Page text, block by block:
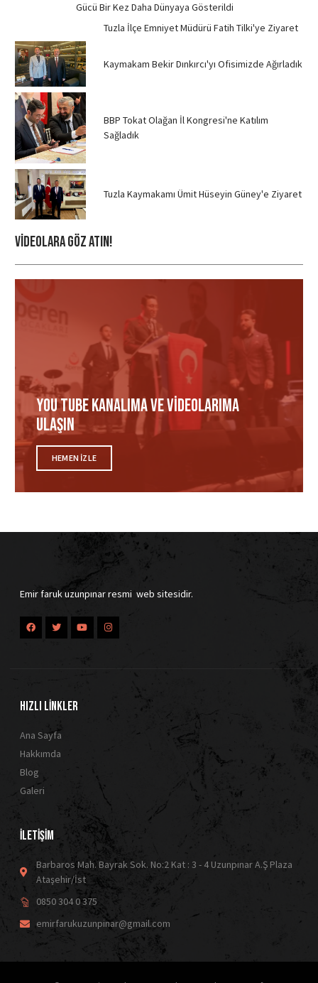
Gücü Bir Kez Daha Dünyaya Gösterildi
Tuzla İlçe Emniyet Müdürü Fatih Tilki'ye Ziyaret
Kaymakam Bekir Dınkırcı'yı Ofisimizde Ağırladık
BBP Tokat Olağan İl Kongresi'ne Katılım
Sağladık
Tuzla Kaymakamı Ümit Hüseyin Güney'e Ziyaret
Videolara Göz ATIN!
You tube Kanalıma ve videolarıma
ulaşın
HEMEN IZLE
Emir faruk uzunpınar resmi web sitesidir.
HIZLI LİNKLER
Ana Sayfa
Hakkımda
Blog
Galeri
İLETİŞİM
Barbaros Mah. Bayrak Sok. No:2 Kat : 3 - 4 Uzunpınar A.Ş Plaza
Ataşehir/İst
0850 304 0 375
emirfarukuzunpinar@gmail.com